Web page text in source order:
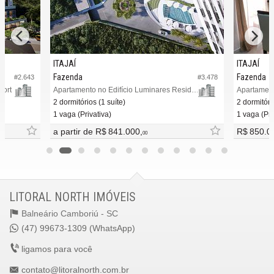
#2.643 #3.478
ITAJAÍ
Fazenda
Apartamento no Edifício Luminares Residence
2 dormitórios (1 suíte)
1 vaga (Privativa)
a partir de R$ 841.000, 00
ITAJAÍ
Fazenda
2
1 vaga
R$
LITORAL NORTH IMÓVEIS
Balneário Camboriú - SC
(47) 99673-1309 (WhatsApp)
ligamos para você
contato@litoralnorth.com.br